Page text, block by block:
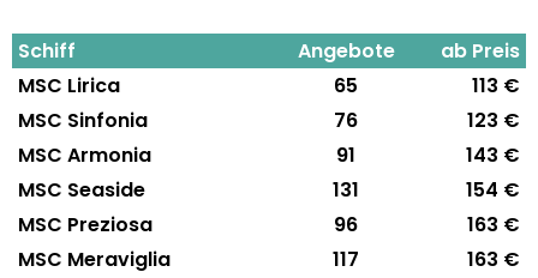
Schiff Angebote
ab Preis
MSC Lirica
65
113 €
MSC Sinfonia
76
123 €
MSC Armonia
91
143 €
MSC Seaside
131
154 €
MSC Preziosa
96
163 €
MSC Meraviglia
117
163 €